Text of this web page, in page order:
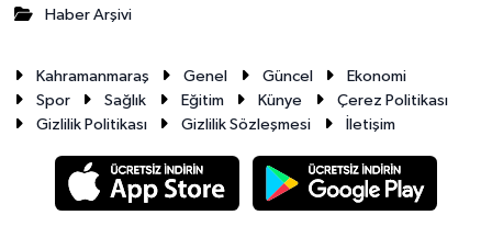
Haber Arşivi
Kahramanmaraş Genel Güncel
Ekonomi
Spor
Sağlık Eğitim Künye
Çerez Politikası
Gizlilik Politikası
Gizlilik Sözleşmesi İletişim